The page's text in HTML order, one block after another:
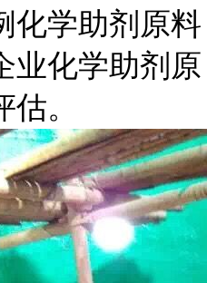
化学助剂原料
业化学助剂原
。